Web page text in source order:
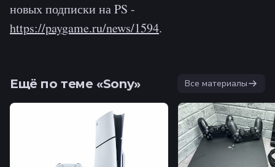
новых подписки на PS -
https://paygame.ru/news/1594.
Ещё по теме «Sony» Все материалы